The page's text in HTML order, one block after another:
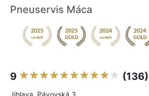
Pneuservis Máca
9 (136)
Jihlava, Pávovská 3